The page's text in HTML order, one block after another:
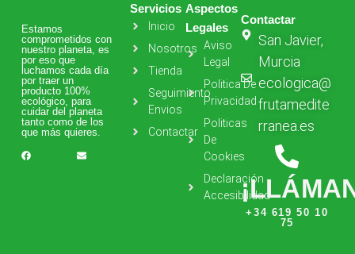
Estamos
comprometidos con
nuestro planeta, es
por eso que
luchamos cada día
por traer un
producto 100%
ecológico, para
cuidar del planeta
tanto como de los
que más quieres.
Servicios
Inicio
Nosotros
Tienda
Seguimiento
Envios
Contactar
Aspectos
Legales
Aviso
Legal
Politica De
Privacidad
Politicas
De
Cookies
Declaración
Accesibilidad
Contactar
San Javier,
Murcia
ecologica@
frutamedite
rranea.es
+34 619 50 10
75